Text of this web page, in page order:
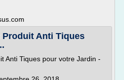
Produit Anti Tiques
Anti Tiques pour votre Jardin -